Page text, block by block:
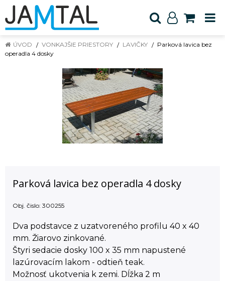
ÚVOD VONKAJŠIE PRIESTORY LAVIČKY
Parková lavica bez
operadla 4 dosky
Parková lavica bez operadla 4 dosky
Obj. čislo: 300255
Dva podstavce z uzatvoreného profilu 40 x 40
mm. Žiarovo zinkované.
Štyri sedacie dosky 100 x 35 mm napustené
lazúrovacím lakom - odtieň teak.
Možnosť ukotvenia k zemi. Dĺžka 2 m